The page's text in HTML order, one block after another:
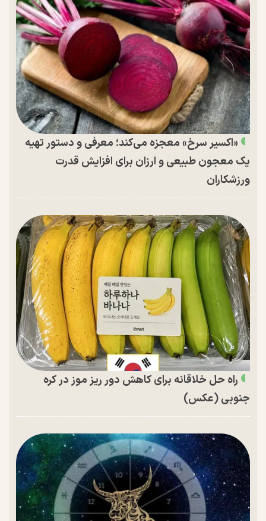
«اکسیر سرخ» معجزه می‌کند؛ معرفی و دستور تهیه
یک معجون طبیعی و ارزان برای افزایش قدرت
ورزشکاران
راه حل خلاقانه برای کاهش دور ریز موز در کره
جنوبی (عکس)